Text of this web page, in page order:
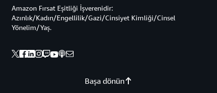
Başa dönün
Amazon Fırsat Eşitliği İşverenidir:
Azınlık/Kadın/Engellilik/Gazi/Cinsiyet Kimliği/Cinsel
Yönelim/Yaş.